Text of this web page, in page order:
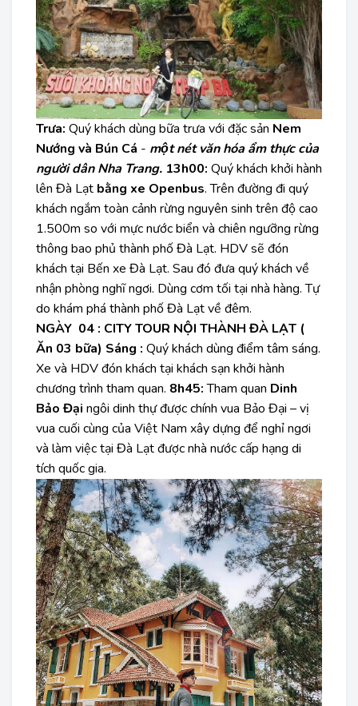
Trưa: Quý khách dùng bữa trưa với đặc sản Nem
Nướng và Bún Cá - một nét văn hóa ẩm thực của
người dân Nha Trang. 13h00: Quý khách khởi hành
lên Đà Lạt bằng xe Openbus. Trên đường đi quý
khách ngắm toàn cảnh rừng nguyên sinh trên độ cao
1.500m so với mực nước biển và chiên ngưỡng rừng
thông bao phủ thành phố Đà Lạt. HDV sẽ đón
khách tại Bến xe Đà Lạt. Sau đó đưa quý khách về
nhận phòng nghĩ ngơi. Dùng cơm tối tại nhà hàng. Tự
do khám phá thành phố Đà Lạt về đêm.
NGÀY 04 : CITY TOUR NỘI THÀNH ĐÀ LẠT ­(
Ăn 03 bữa) Sáng : Quý khách dùng điểm tâm sáng.
Xe và HDV đón khách tại khách sạn khởi hành
chương trình tham quan. 8h45:Tham quan Dinh
Bảo Đại ngôi dinh thự được chính vua Bảo Đại – vị
vua cuối cùng của Việt Nam xây dựng để nghỉ ngơi
và làm việc tại Đà Lạt được nhà nước cấp hạng di
tích quốc gia.